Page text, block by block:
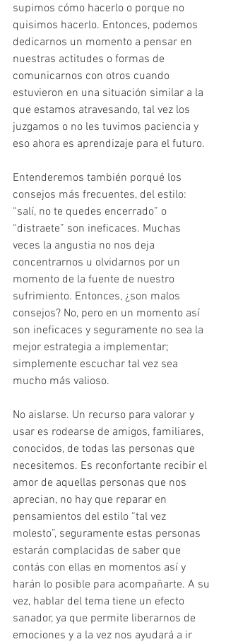
supimos cómo hacerlo o porque no
quisimos hacerlo. Entonces, podemos
dedicarnos un momento a pensar en
nuestras actitudes o formas de
comunicarnos con otros cuando
estuvieron en una situación similar a la
que estamos atravesando, tal vez los
juzgamos o no les tuvimos paciencia y
eso ahora es aprendizaje para el futuro.
Entenderemos también porqué los
consejos más frecuentes, del estilo:
“salí, no te quedes encerrado” o
“distraete” son ineficaces. Muchas
veces la angustia no nos deja
concentrarnos u olvidarnos por un
momento de la fuente de nuestro
sufrimiento. Entonces, ¿son malos
consejos? No, pero en un momento así
son ineficaces y seguramente no sea la
mejor estrategia a implementar;
simplemente escuchar tal vez sea
mucho más valioso.
No aislarse. Un recurso para valorar y
usar es rodearse de amigos, familiares,
conocidos, de todas las personas que
necesitemos. Es reconfortante recibir el
amor de aquellas personas que nos
aprecian, no hay que reparar en
pensamientos del estilo “tal vez
molesto”, seguramente estas personas
estarán complacidas de saber que
contás con ellas en momentos así y
harán lo posible para acompañarte. A su
vez, hablar del tema tiene un efecto
sanador, ya que permite liberarnos de
emociones y a la vez nos ayudará a ir